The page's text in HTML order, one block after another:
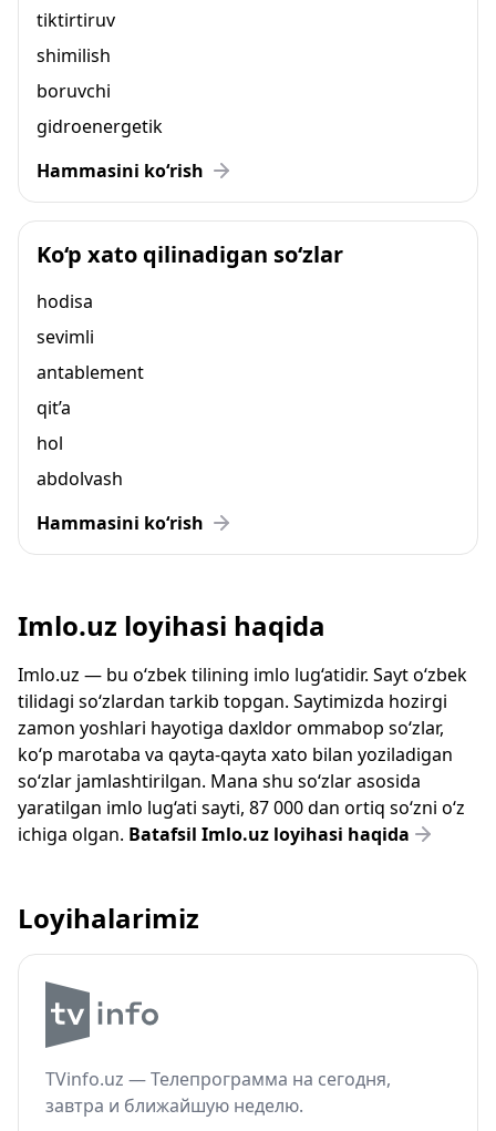
tiktirtiruv
shimilish
boruvchi
gidroenergetik
Hammasini ko‘rish
Ko‘p xato qilinadigan so‘zlar
hodisa
sevimli
antablement
qit’a
hol
abdolvash
Hammasini ko‘rish
Imlo.uz loyihasi haqida
Imlo.uz — bu o‘zbek tilining imlo lug‘atidir. Sayt o‘zbek
tilidagi so‘zlardan tarkib topgan. Saytimizda hozirgi
zamon yoshlari hayotiga daxldor ommabop so‘zlar,
ko‘p marotaba va qayta-qayta xato bilan yoziladigan
so‘zlar jamlashtirilgan. Mana shu so‘zlar asosida
yaratilgan imlo lug‘ati sayti, 87 000 dan ortiq so‘zni o‘z
ichiga olgan. Batafsil Imlo.uz loyihasi haqida
Loyihalarimiz
TVinfo.uz — Телепрограмма на сегодня,
завтра и ближайшую неделю.